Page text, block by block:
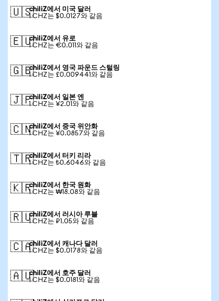
🇺🇸chiliZ에서 미국 달러
1 CHZ는 $0.0127와 같음
🇪🇺chiliZ에서 유로
1 CHZ는 €0.011와 같음
🇬🇧chiliZ에서 영국 파운드 스털링
1 CHZ는 £0.009441와 같음
🇯🇵chiliZ에서 일본 엔
1 CHZ는 ¥2.01와 같음
🇨🇳chiliZ에서 중국 위안화
1 CHZ는 ¥0.0857와 같음
🇹🇷chiliZ에서 터키 리라
1 CHZ는 ₺0.6046와 같음
🇰🇷chiliZ에서 한국 원화
1 CHZ는 ₩18.08와 같음
🇷🇺chiliZ에서 러시아 루블
1 CHZ는 ₽1.05와 같음
🇨🇦chiliZ에서 캐나다 달러
1 CHZ는 $0.0178와 같음
🇦🇺chiliZ에서 호주 달러
1 CHZ는 $0.0181와 같음